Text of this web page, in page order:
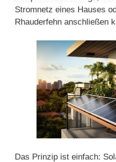
Stromnetz eines Hauses
Rhauderfehn anschließen
Das Prinzip ist einfach: